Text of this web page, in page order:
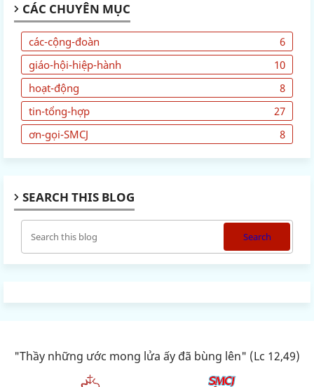
CÁC CHUYÊN MỤC
các-cộng-đoàn
6
giáo-hội-hiệp-hành
10
hoạt-động
8
tin-tổng-hợp
27
ơn-gọi-SMCJ
8
SEARCH THIS BLOG
"Thầy những ước mong lửa ấy đã bùng lên" (Lc 12,49)